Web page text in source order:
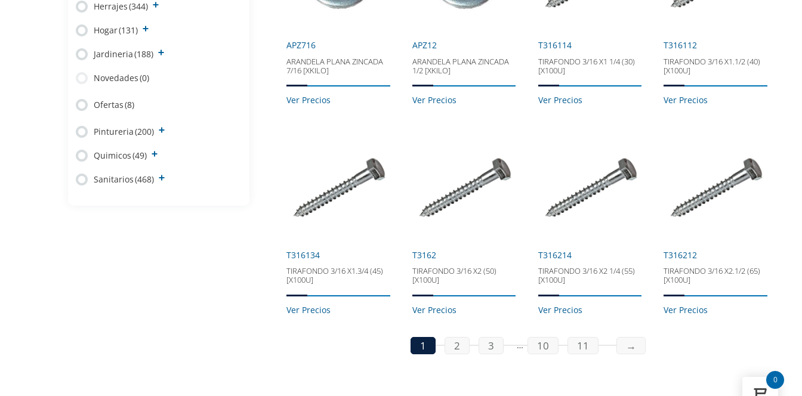
Herrajes(344)
Hogar(131)
Jardineria(188)
Novedades(0)
Ofertas(8)
Pintureria(200)
Quimicos(49)
Sanitarios(468)
APZ716
ARANDELA PLANA ZINCADA
7/16 [XKILO]
Ver Precios
APZ12
ARANDELA PLANA ZINCADA
1/2 [XKILO]
Ver Precios
T316114
TIRAFONDO 3/16 X1 1/4 (30)
[X100U]
Ver Precios
T316112
TIRAFONDO 3/16 X1.1/2 (40)
[X100U]
Ver Precios
T316134
TIRAFONDO 3/16 X1.3/4 (45)
[X100U]
Ver Precios
T3162
TIRAFONDO 3/16 X2 (50)
[X100U]
Ver Precios
T316214
TIRAFONDO 3/16 X2 1/4 (55)
[X100U]
Ver Precios
T316212
TIRAFONDO 3/16 X2.1/2 (65)
[X100U]
Ver Precios
1 2 3 … 10 11 →
0